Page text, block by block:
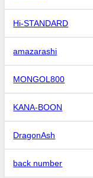
Hi-STANDARD
amazarashi
MONGOL800
KANA-BOON
DragonAsh
back number